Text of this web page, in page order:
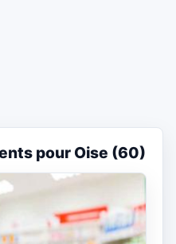
pour Oise (60)